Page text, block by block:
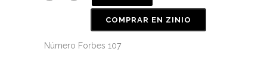
COMPRAR EN ZINIO
Número Forbes 107